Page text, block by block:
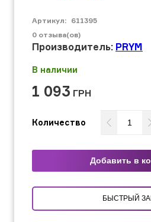
Артикул: 611395
0 отзыва(ов)
Производитель: PRYM
В наличии
1 093 ГРН
Количество
Добавить в
БЫСТРЫЙ